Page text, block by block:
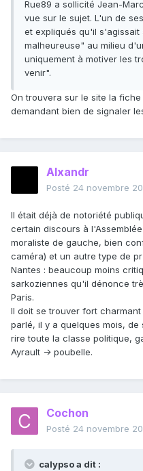
Rue89 a sollicité Jean-
vue sur le sujet. L'un de
et expliqués qu'il
malheureuse" au milieu
uniquement à motiver les
venir".
On trouvera sur le site la
demandant bien de signaler
Alxandr
Posté 24 novembre
Il était déjà de notoriété
certain discours à
moraliste de gauche, bien
caméra) et un autre type de
Nantes : beaucoup moins
sarkoziennes qu'il dénonce
Paris.
Il doit se trouver fort
parlé, il y a quelques mois,
rire toute la classe politique,
Ayrault -> poubelle.
Cochon
Posté 24 novembre
calypso a dit :